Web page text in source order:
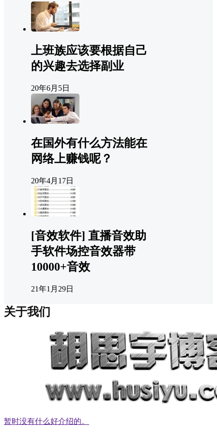
上班族应该要根据自己
的兴趣去选择副业
20年6月5日
在国外有什么方法能在
网络上赚钱呢？
20年4月17日
[音效软件] 直播音效助
手软件场控音效器带
10000+音效
21年1月29日
关于我们
暂时没有什么好介绍的。